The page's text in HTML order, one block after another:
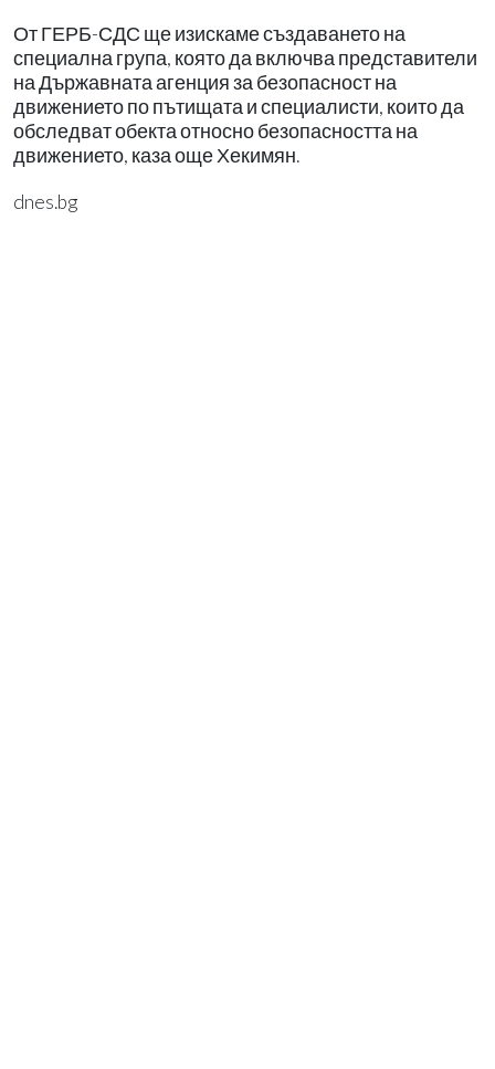
От ГЕРБ-СДС ще изискаме създаването на
специална група, която да включва представители
на Държавната агенция за безопасност на
движението по пътищата и специалисти, които да
обследват обекта относно безопасността на
движението, каза още Хекимян.
dnes.bg